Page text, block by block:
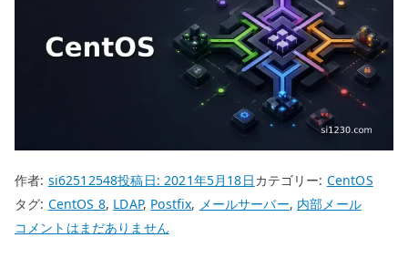
作者: si62512548投稿日:2021年5月18日カテゴリー: CentOS
タグ: CentOS 8, LDAP, Postfix, メールサーバー, 内部メール
CentOS
コメントはまだありません